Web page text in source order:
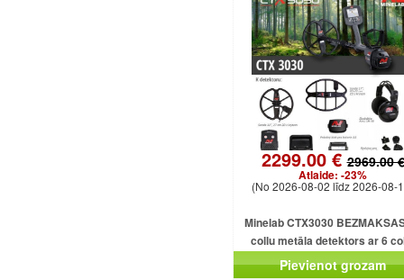
2299.00 €2969.00 €
Atlaide: -23%
(No 2026-08-02 līdz 2026-08-
Minelab CTX3030
collu metāla detektors ar 6
dubultdimensiju spolēm
Pievienot grozam